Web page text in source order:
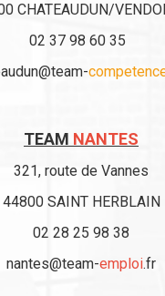
CHATEAUDUN/
02 37 98 60 35
TEAM NANTES
321, route de Vannes
44800 SAINT HERBLAIN
02 28 25 98 38
nantes@team-emploi.fr